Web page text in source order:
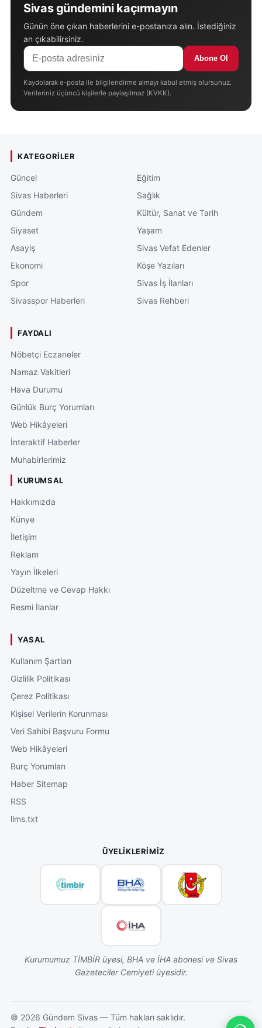
Sivas gündemini kaçırmayın
Günün öne çıkan haberlerini e-postanıza alın. İstediğiniz
an çıkabilirsiniz.
Abone Ol
Kaydolarak e-posta ile bilgilendirme almayı kabul etmiş olursunuz.
Verileriniz üçüncü kişilerle paylaşılmaz (KVKK).
KATEGORILER
Güncel
Sivas Haberleri
Gündem
Siyaset
Asayiş
Ekonomi
Spor
Sivasspor Haberleri
Eğitim
Sağlık
Kültür, Sanat ve Tarih
Yaşam
Sivas Vefat Edenler
Köşe Yazıları
Sivas İş İlanları
Sivas Rehberi
FAYDALI
Nöbetçi Eczaneler
Namaz Vakitleri
Hava Durumu
Günlük Burç Yorumları
Web Hikâyeleri
İnteraktif Haberler
Muhabirlerimiz
KURUMSAL
Hakkımızda
Künye
İletişim
Reklam
Yayın İlkeleri
Düzeltme ve Cevap Hakkı
Resmi İlanlar
YASAL
Kullanım Şartları
Gizlilik Politikası
Çerez Politikası
Kişisel Verilerin Korunması
Veri Sahibi Başvuru Formu
Web Hikâyeleri
Burç Yorumları
Haber Sitemap
RSS
llms.txt
ÜYELIKLERIMIZ
Kurumumuz TİMBİR üyesi, BHA ve İHA abonesi ve Sivas
Gazeteciler Cemiyeti üyesidir.
© 2026 Gündem Sivas — Tüm hakları saklıdır.